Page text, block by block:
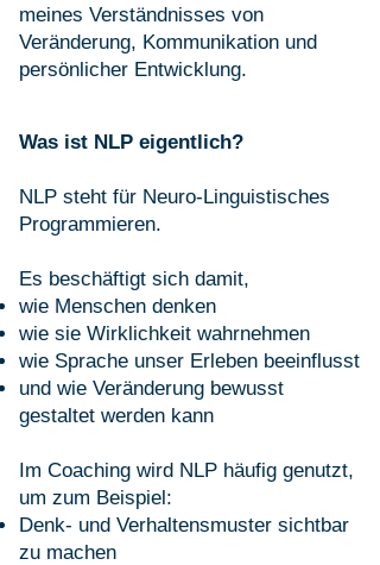
meines Verständnisses von
Veränderung, Kommunikation und
persönlicher Entwicklung.
Was ist NLP eigentlich?
NLP steht für Neuro-Linguistisches
Programmieren.
Es beschäftigt sich damit,
wie Menschen denken
wie sie Wirklichkeit wahrnehmen
wie Sprache unser Erleben beeinflusst
und wie Veränderung bewusst
gestaltet werden kann
Im Coaching wird NLP häufig genutzt,
um zum Beispiel:
Denk- und Verhaltensmuster sichtbar
zu machen